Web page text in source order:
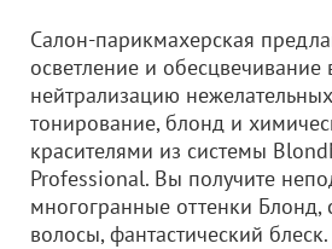
Салон-парикмахерская
осветление и обесцвечивание
нейтрализацию
тонирование, блонд и
красителями из системы
Professional. Вы получите
многогранные оттенки
волосы, фантастический блеск.